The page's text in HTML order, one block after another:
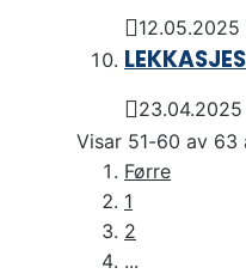
Publisert
12.05.2025
Publisert
Visar 51-60 av 63
Førre
1
2
...